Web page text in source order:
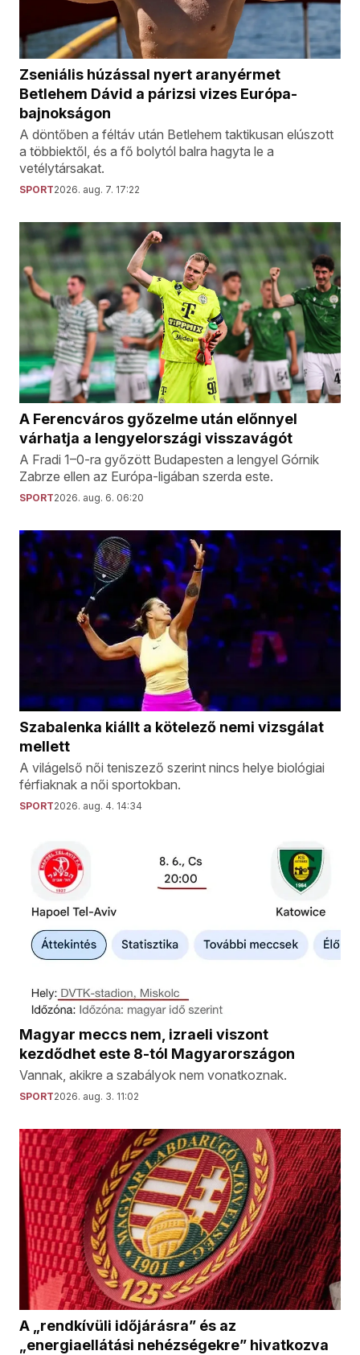
Zseniális húzással nyert aranyérmet
Betlehem Dávid a párizsi vizes Európa-
bajnokságon
A döntőben a féltáv után Betlehem taktikusan elúszott
a többiektől, és a fő bolytól balra hagyta le a
vetélytársakat.
SPORT2026. aug. 7. 17:22
A Ferencváros győzelme után előnnyel
várhatja a lengyelországi visszavágót
A Fradi 1–0-ra győzött Budapesten a lengyel Górnik
Zabrze ellen az Európa-ligában szerda este.
SPORT2026. aug. 6. 06:20
Szabalenka kiállt a kötelező nemi vizsgálat
mellett
A világelső női teniszező szerint nincs helye biológiai
férfiaknak a női sportokban.
SPORT2026. aug. 4. 14:34
Magyar meccs nem, izraeli viszont
kezdődhet este 8-tól Magyarországon
Vannak, akikre a szabályok nem vonatkoznak.
SPORT2026. aug. 3. 11:02
A „rendkívüli időjárásra” és az
„energiaellátási nehézségekre” hivatkozva